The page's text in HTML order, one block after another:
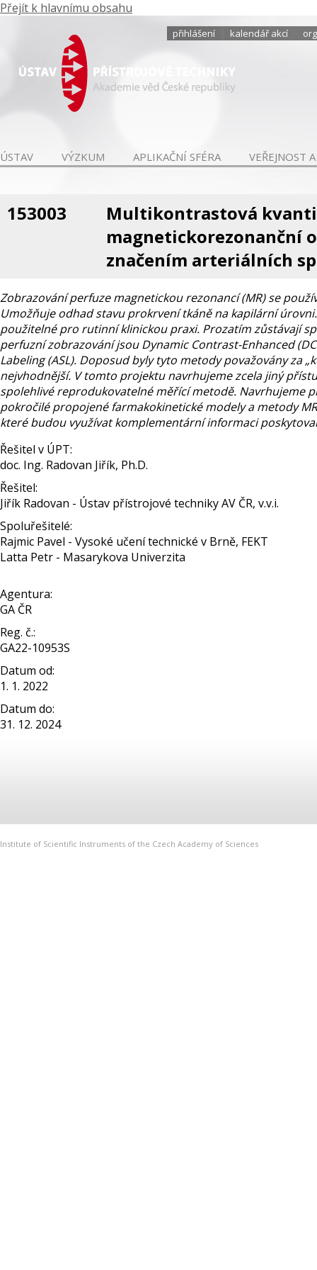
Přejít k hlavnímu obsahu
přihlášení kalendář akcí
ÚSTAV VÝZKUM APLIKAČNÍ SFÉRA VEŘEJNOST
153003
Multikontrastová
magnetickorezonanční
značením arteriálních
Zobrazování perfuze magnetickou rezonancí (MR) se
Umožňuje odhad stavu prokrvení tkáně na kapilární
použitelné pro rutinní klinickou praxi. Prozatím zůstávají
perfuzní zobrazování jsou Dynamic Contrast-Enhanced
Labeling (ASL). Doposud byly tyto metody považovány za
nejvhodnější. V tomto projektu navrhujeme zcela jiný
spolehlivé reprodukovatelné měřící metodě. Navrhujeme
pokročilé propojené farmakokinetické modely a metody
které budou využívat komplementární informaci
Řešitel v ÚPT:
doc. Ing. Radovan Jiřík, Ph.D.
Řešitel:
Jiřík Radovan - Ústav přístrojové techniky AV ČR, v.v.i.
Spoluřešitelé:
Rajmic Pavel - Vysoké učení technické v Brně, FEKT
Latta Petr - Masarykova Univerzita
Agentura:
GA ČR
Reg. č.:
GA22-10953S
Datum od:
1. 1. 2022
Datum do:
31. 12. 2024
Institute of Scientific Instruments of the Czech Academy of Sciences